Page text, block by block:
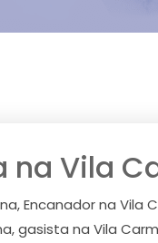
na Vila
Encanador na Vila
gasista na Vila